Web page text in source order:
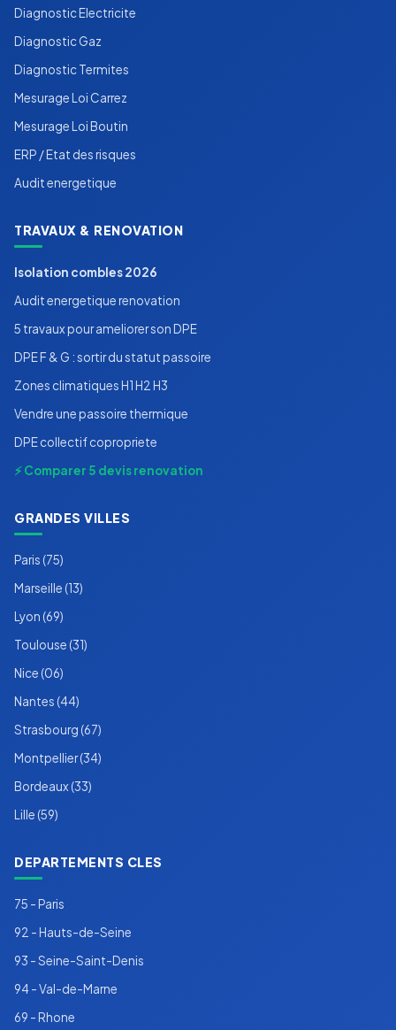
Diagnostic Electricite
Diagnostic Gaz
Diagnostic Termites
Mesurage Loi Carrez
Mesurage Loi Boutin
ERP / Etat des risques
Audit energetique
TRAVAUX & RENOVATION
Isolation combles 2026
Audit energetique renovation
5 travaux pour ameliorer son DPE
DPE F & G : sortir du statut passoire
Zones climatiques H1 H2 H3
Vendre une passoire thermique
DPE collectif copropriete
⚡ Comparer 5 devis renovation
GRANDES VILLES
Paris (75)
Marseille (13)
Lyon (69)
Toulouse (31)
Nice (06)
Nantes (44)
Strasbourg (67)
Montpellier (34)
Bordeaux (33)
Lille (59)
DEPARTEMENTS CLES
75 - Paris
92 - Hauts-de-Seine
93 - Seine-Saint-Denis
94 - Val-de-Marne
69 - Rhone